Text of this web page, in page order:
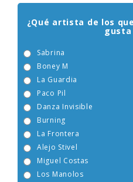
¿Qué artista de los
gusta
Boney M
Burning
Alejo Stivel
Miguel Costas